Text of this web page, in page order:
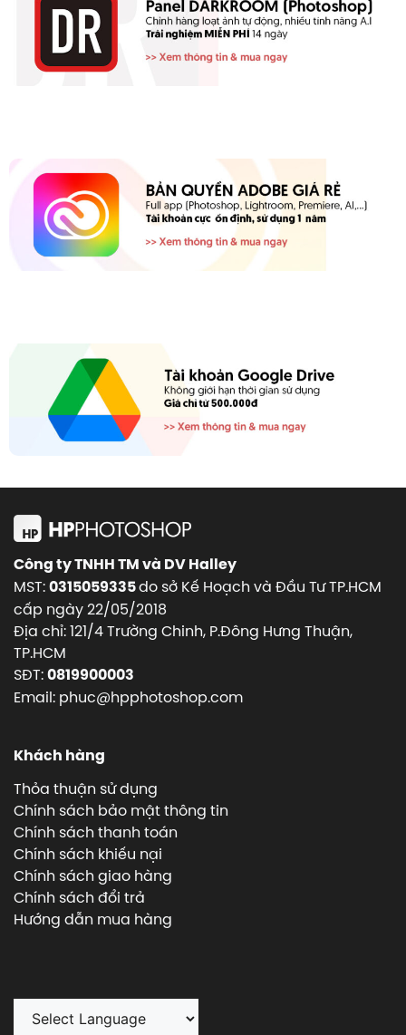
Công ty TNHH TM và DV Halley
MST:0315059335do sở Kế Hoạch và Đầu Tư TP.HCM
cấp ngày 22/05/2018
Địa chỉ: 121/4 Trường Chinh, P.Đông Hưng Thuận,
TP.HCM
SĐT:0819900003
Email: phuc@hpphotoshop.com
Khách hàng
Thỏa thuận sử dụng
Chính sách bảo mật thông tin
Chính sách thanh toán
Chính sách khiếu nại
Chính sách giao hàng
Chính sách đổi trả
Hướng dẫn mua hàng